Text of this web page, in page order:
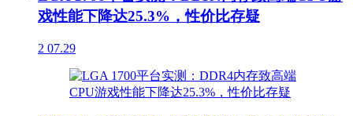
戏性能下降达25.3%，性价比存疑
2 07.29